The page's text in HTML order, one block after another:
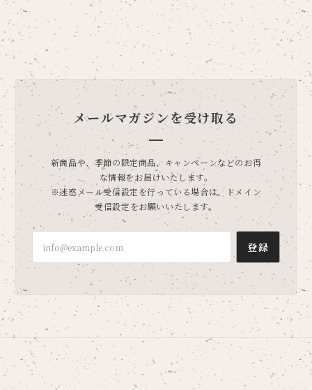
メールマガジンを受け取る
新商品や、季節の限定商品、キャンペーンなどのお得
な情報をお届けいたします。
※迷惑メール受信設定を行っている場合は、ドメイン
受信設定をお願いいたします。
登録